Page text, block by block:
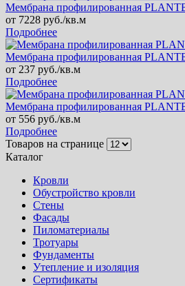
Мембрана профилированная
от 7228 руб./кв.м
Подробнее
Мембрана профилированная
от 237 руб./кв.м
Подробнее
Мембрана профилированная
от 556 руб./кв.м
Подробнее
Товаров на странице
Каталог
Кровли
Обустройство кровли
Стены
Фасады
Пиломатериалы
Тротуары
Фундаменты
Утепление и изоляция
Сертификаты